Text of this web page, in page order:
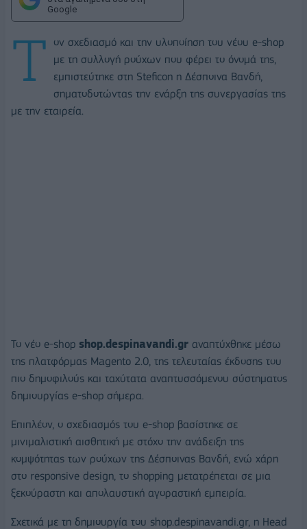
Google
Τ
ον σχεδιασμό και την υλοποίηση του νέου e-shop
με τη συλλογή ρούχων που φέρει το όνομά της,
εμπιστεύτηκε στη Steficon η Δέσποινα Βανδή,
σηματοδοτώντας την ενάρξη της συνεργασίας της
με την εταιρεία.
Το νέο e-shop shop.despinavandi.gr αναπτύχθηκε μέσω
της πλατφόρμας Magento 2.0, της τελευταίας έκδοσης του
πιο δημοφιλούς και ταχύτατα αναπτυσσόμενου σύστηματος
δημιουργίας e-shop σήμερα.
Επιπλέον, ο σχεδιασμός του e-shop βασίστηκε σε
μινιμαλιστική αισθητική με στόχο την ανάδειξη της
κομψότητας των ρούχων της Δέσποινας Βανδή, ενώ χάρη
στο responsive design, το shopping μετατρέπεται σε μια
ξεκούραστη και απολαυστική αγοραστική εμπειρία.
Σχετικά με τη δημιουργία του shop.despinavandi.gr, η Head